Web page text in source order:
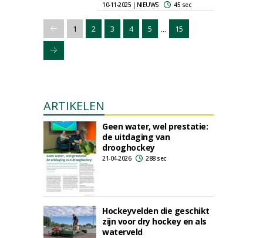
10-11-2025 | NIEUWS 45 sec
1 2 3 4 5 ... 15
ARTIKELEN
Geen water, wel prestatie:
de uitdaging van
drooghockey
21-04-2026 288 sec
Hockeyvelden die geschikt
zijn voor dry hockey en als
waterveld